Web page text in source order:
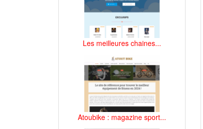
Les meilleures chaines...
Atoubike : magazine sport...